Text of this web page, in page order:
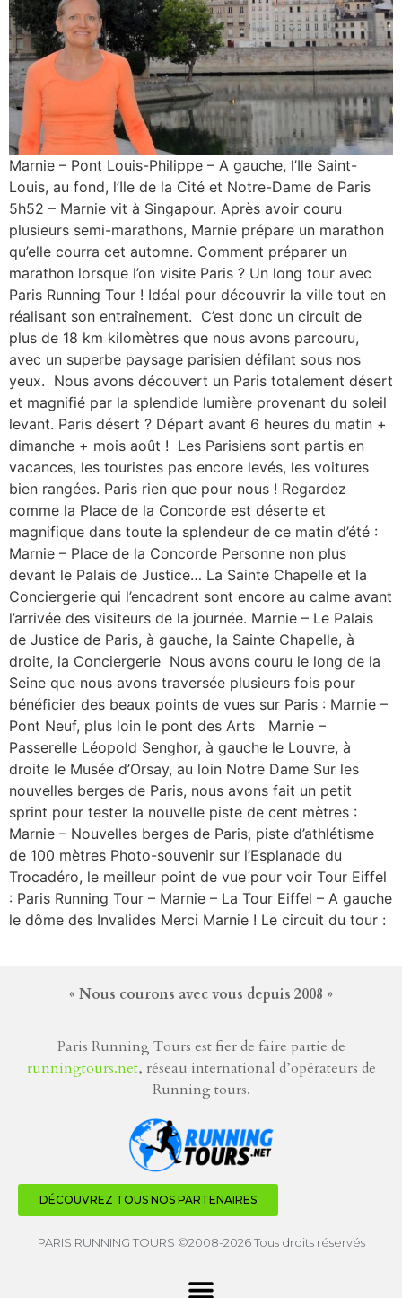
Marnie – Pont Louis-Philippe – A gauche, l’Ile Saint-
Louis, au fond, l’Ile de la Cité et Notre-Dame de Paris
5h52 – Marnie vit à Singapour. Après avoir couru
plusieurs semi-marathons, Marnie prépare un marathon
qu’elle courra cet automne. Comment préparer un
marathon lorsque l’on visite Paris ? Un long tour avec
Paris Running Tour ! Idéal pour découvrir la ville tout en
réalisant son entraînement. C’est donc un circuit de
plus de 18 km kilomètres que nous avons parcouru,
avec un superbe paysage parisien défilant sous nos
yeux. Nous avons découvert un Paris totalement désert
et magnifié par la splendide lumière provenant du soleil
levant. Paris désert ? Départ avant 6 heures du matin +
dimanche + mois août ! Les Parisiens sont partis en
vacances, les touristes pas encore levés, les voitures
bien rangées. Paris rien que pour nous ! Regardez
comme la Place de la Concorde est déserte et
magnifique dans toute la splendeur de ce matin d’été :
Marnie – Place de la Concorde Personne non plus
devant le Palais de Justice… La Sainte Chapelle et la
Conciergerie qui l’encadrent sont encore au calme avant
l’arrivée des visiteurs de la journée. Marnie – Le Palais
de Justice de Paris, à gauche, la Sainte Chapelle, à
droite, la Conciergerie Nous avons couru le long de la
Seine que nous avons traversée plusieurs fois pour
bénéficier des beaux points de vues sur Paris : Marnie –
Pont Neuf, plus loin le pont des Arts Marnie –
Passerelle Léopold Senghor, à gauche le Louvre, à
droite le Musée d’Orsay, au loin Notre Dame Sur les
nouvelles berges de Paris, nous avons fait un petit
sprint pour tester la nouvelle piste de cent mètres :
Marnie – Nouvelles berges de Paris, piste d’athlétisme
de 100 mètres Photo-souvenir sur l’Esplanade du
Trocadéro, le meilleur point de vue pour voir Tour Eiffel
: Paris Running Tour – Marnie – La Tour Eiffel – A gauche
le dôme des Invalides Merci Marnie ! Le circuit du tour :
« Nous courons avec vous depuis 2008 »
Paris Running Tours est fier de faire partie de
runningtours.net, réseau international d’opérateurs de
Running tours.
DÉCOUVREZ TOUS NOS PARTENAIRES
PARIS RUNNING TOURS ©2008-2026 Tous droits réservés